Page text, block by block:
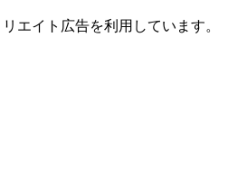
エイト広告を利用しています。